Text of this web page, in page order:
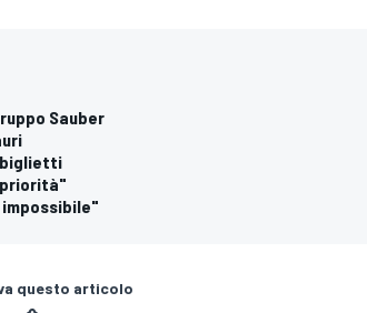
Sauber
biglietti
priorità"
impossibile"
questo articolo